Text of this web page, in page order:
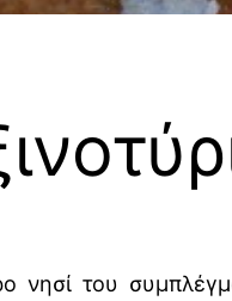
νησί του